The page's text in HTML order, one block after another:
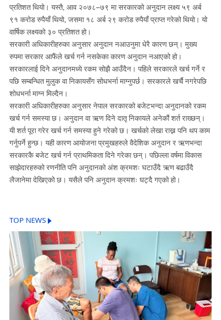
प्रतिशत थियो। यस्तै, आव २०७८–७९ मा सरकारको अनुदान लक्ष्य ५९ अर्ब
९१ करोड रुपैयाँ थियो, जसमा १८ अर्ब २९ करोड रुपैयाँ प्राप्त गरेको थियो। यो
वार्षिक लक्ष्यको ३० प्रतिशत हो।
सरकारी अधिकारीहरुका अनुसार अनुदान नआउनुमा धेरै कारण छन्। मुख्य
रुपमा सरकार आफैंले खर्च गर्न नसकेका कारण अनुदान नआएको हो।
सरकारलाई दिने अनुदानमध्ये रकम सोझै आउँदैन। पहिले सरकारले खर्च गर्ने र
पछि सम्बन्धित मुलुक वा निकायसँग सोधभर्ना माग्नुपर्छ। सरकारले खर्चै नगरेपछि
शोधभर्ना माग्न मिल्दैन।
सरकारी अधिकारीहरुका अनुसार नेपाल सरकारको बजेटभन्दा अनुदानको रकम
खर्च गर्न समस्या छ। अनुदान वा ऋण दिने दातृ निकायले अनेकौं शर्त राख्छन्।
यी शर्त पूरा गरेर खर्च गर्न समस्या हुने गरेको छ। खर्चको लेखा राख्न पनि थप काम
गर्नुपर्ने हुन्छ। यही कारण आयोजना प्रमुखहरुले वैदेशिक अनुदान र ऋणभन्दा
सरकारकै बजेट खर्च गर्न प्राथमिकता दिने गरेका छन्। पछिल्ला वर्षमा विकास
साझेदारहरुको रणनीति पनि अनुदानको अंश क्रमशः घटाउँदै ऋण बढाउँदै
लैजानेमा देखिएको छ। यसैले पनि अनुदान क्रमशः घट्दै गएको हो।
TOP NEWS